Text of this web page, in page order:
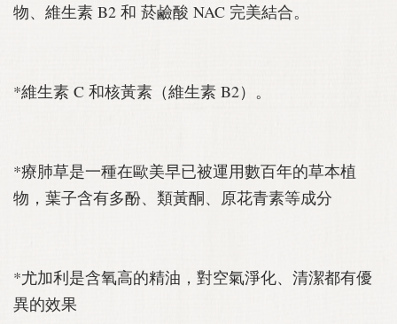
物、維生素 B2 和 菸鹼酸 NAC 完美結合。
*維生素 C 和核黃素（維生素 B2）。
*療肺草是一種在歐美早已被運用數百年的草本植
物，葉子含有多酚、類黃酮、原花青素等成分
*尤加利是含氧高的精油，對空氣淨化、清潔都有優
異的效果